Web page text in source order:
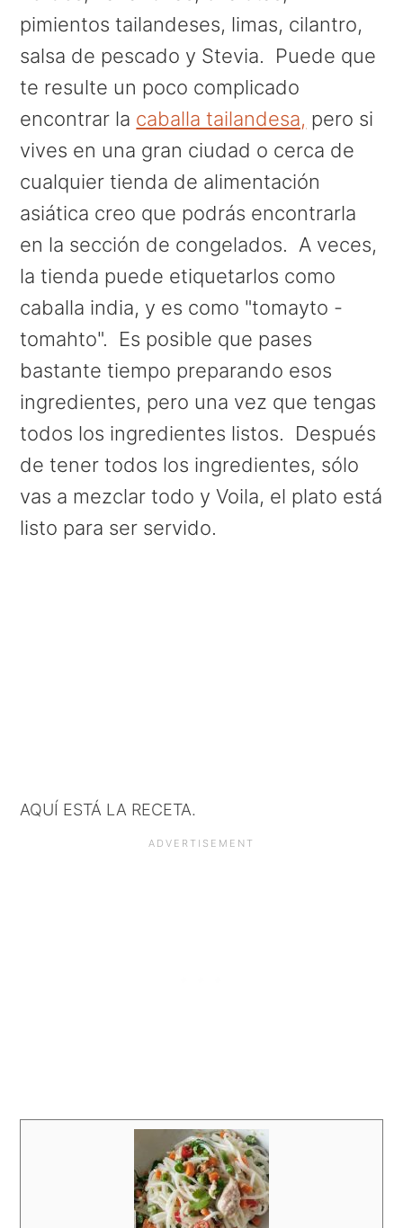
pimientos tailandeses, limas, cilantro,
salsa de pescado y Stevia. Puede que
te resulte un poco complicado
encontrar la caballa tailandesa, pero si
vives en una gran ciudad o cerca de
cualquier tienda de alimentación
asiática creo que podrás encontrarla
en la sección de congelados. A veces,
la tienda puede etiquetarlos como
caballa india, y es como "tomayto -
tomahto". Es posible que pases
bastante tiempo preparando esos
ingredientes, pero una vez que tengas
todos los ingredientes listos. Después
de tener todos los ingredientes, sólo
vas a mezclar todo y Voila, el plato está
listo para ser servido.
AQUÍ ESTÁ LA RECETA.